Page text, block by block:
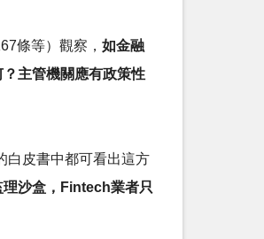
條等）觀察， 如金融
主管機關應有政策性
白皮書中都可看出這方
理沙盒，Fintech業者只